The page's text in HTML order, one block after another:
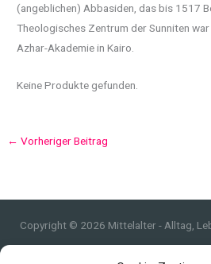
(angeblichen) Abbasiden, das bis 1517
Theologisches Zentrum der Sunniten
Azhar-Akademie in Kairo.
Keine Produkte gefunden.
← Vorheriger Beitrag
Copyright © 2026 Mittelalter - Alltag,